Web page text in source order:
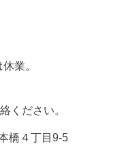
業。
ください。
橋４丁目9-5